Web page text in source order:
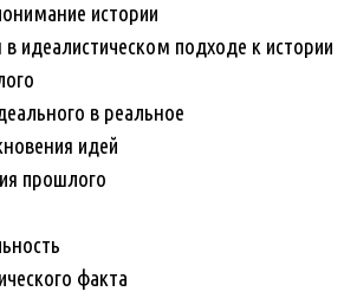
истории
идеалистическом подходе к истории
в реальное
идей
прошлого
факта